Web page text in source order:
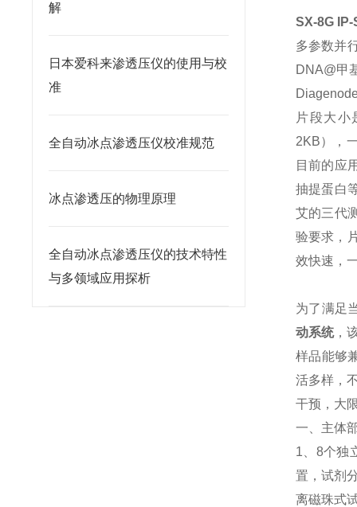
解
日本爱科来渗透压仪的使用与校
准
全自动冰点渗透压仪校准规范
冰点渗透压的物理原理
全自动冰点渗透压仪的技术特性
与多领域应用探析
SX-8G
多参数并
DNA@甲
片段大小
2KB），
目前的应
抽提蛋白
艾的三代
验要求，
效快速，
为了满足
动系统，
样品能够
活多样，
干预，大
一、主体
1、8个独
置，试剂
离磁珠式